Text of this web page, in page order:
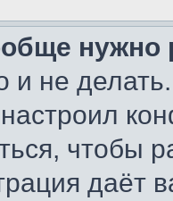
нужно
не
чтобы
даёт